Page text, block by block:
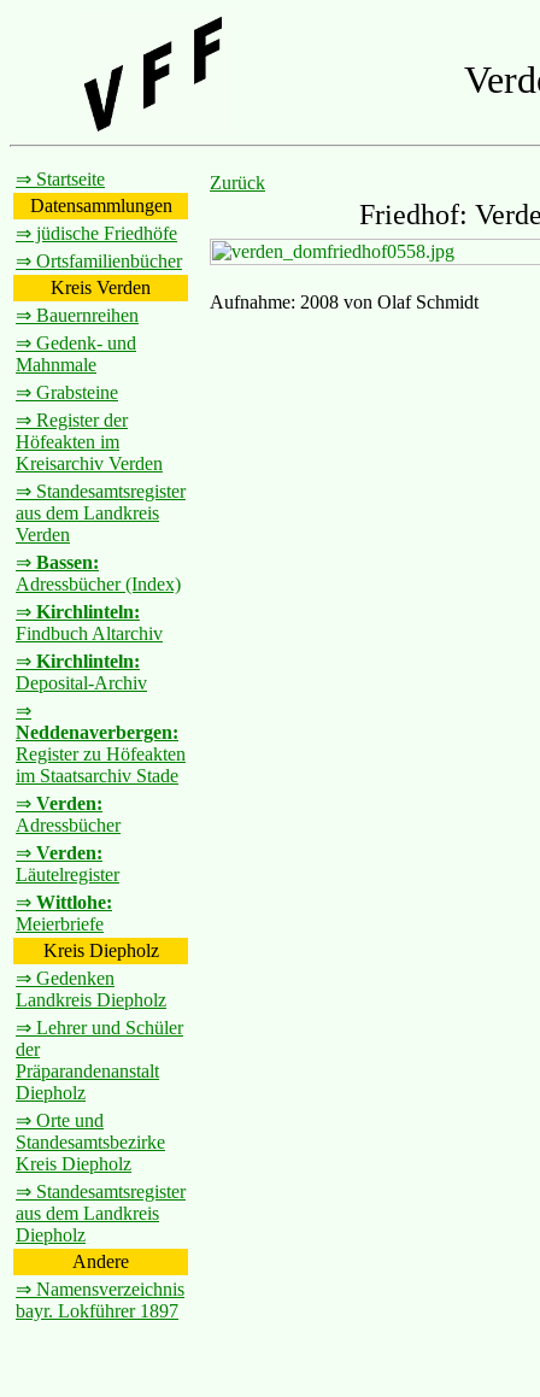
⇒ Startseite
Datensammlungen
⇒ jüdische Friedhöfe
⇒ Ortsfamilienbücher
Kreis Verden
⇒ Bauernreihen
⇒ Gedenk- und
Mahnmale
⇒ Grabsteine
⇒ Register der
Höfeakten im
Kreisarchiv Verden
⇒ Standesamtsregister
aus dem Landkreis
Verden
⇒ Bassen:
Adressbücher (Index)
⇒ Kirchlinteln:
Findbuch Altarchiv
⇒ Kirchlinteln:
Deposital-Archiv
⇒
Neddenaverbergen:
Register zu Höfeakten
im Staatsarchiv Stade
⇒ Verden:
Adressbücher
⇒ Verden:
Läutelregister
⇒ Wittlohe:
Meierbriefe
Kreis Diepholz
⇒ Gedenken
Landkreis Diepholz
⇒ Lehrer und Schüler
der
Präparandenanstalt
Diepholz
⇒ Orte und
Standesamtsbezirke
Kreis Diepholz
⇒ Standesamtsregister
aus dem Landkreis
Diepholz
Andere
⇒ Namensverzeichnis
bayr. Lokführer 1897
Zurück
Friedhof:
Aufnahme: 2008 von Olaf Schmidt